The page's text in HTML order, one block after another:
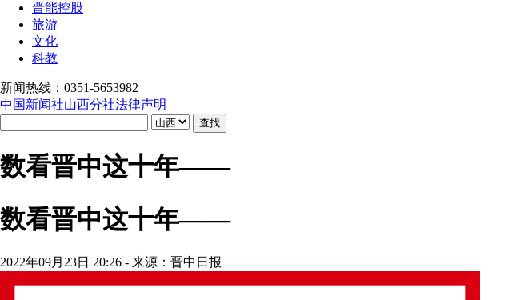
晋能控股
旅游
文化
科教
新闻热线：0351-5653982
中国新闻社山西分社法律声明
数看晋中这十年——
数看晋中这十年——
2022年09月23日 20:26 - 来源：晋中日报